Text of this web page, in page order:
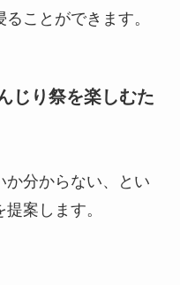
ことができます。
じり祭を楽しむた
か分からない、とい
案します。